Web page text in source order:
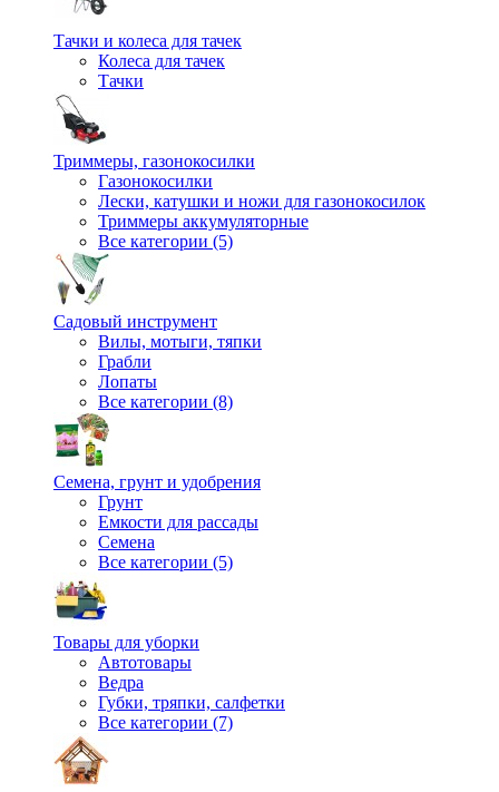
Тачки и колеса для тачек
Колеса для тачек
Тачки
Триммеры, газонокосилки
Газонокосилки
Лески, катушки и ножи для газонокосилок
Триммеры аккумуляторные
Все категории (5)
Садовый инструмент
Вилы, мотыги, тяпки
Грабли
Лопаты
Все категории (8)
Семена, грунт и удобрения
Грунт
Емкости для рассады
Семена
Все категории (5)
Товары для уборки
Автотовары
Ведра
Губки, тряпки, салфетки
Все категории (7)